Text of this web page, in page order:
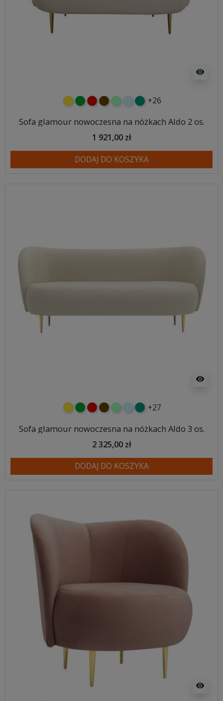
visibility
żółtyzielonyczerwony
czekoladowy
miętowybłękitny
turkusowy
+26
Sofa glamour nowoczesna na nóżkach Aldo 2 os.
1 921,00 zł
DODAJ DO KOSZYKA
visibility
żółtyzielonyczerwony
czekoladowy
miętowybłękitny
turkusowy
+27
Sofa glamour nowoczesna na nóżkach Aldo 3 os.
2 325,00 zł
DODAJ DO KOSZYKA
visibility